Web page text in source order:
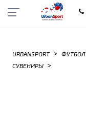
URBANSPORT > ФУТБОЛ
СУВЕНИРЫ >